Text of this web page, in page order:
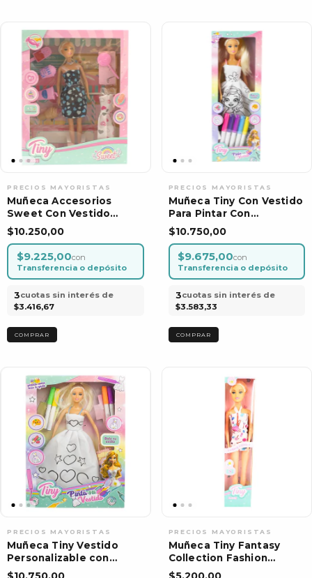
Muñeca Accesorios
Sweet Con Vestido
Varios Colores
$10.250,00
$9.225,00con
Transferencia o depósito
3cuotas sin interés de
$3.416,67
COMPRAR
Muñeca Tiny Con Vestido
Para Pintar Con
Marcadores Juguete
$10.750,00
$9.675,00con
Transferencia o depósito
3cuotas sin interés de
$3.583,33
COMPRAR
Muñeca Tiny Vestido
Personalizable con
Fibras Para Pintarlo
Muñeca Tiny Fantasy
Collection Fashion
Individual Juguete